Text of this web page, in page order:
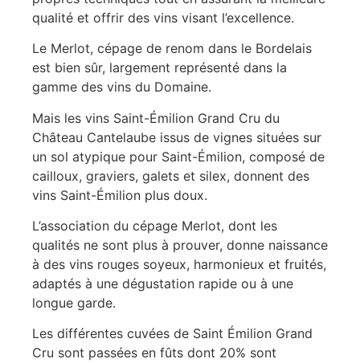
qualité et offrir des vins visant l’excellence.
Le Merlot, cépage de renom dans le Bordelais
est bien sûr, largement représenté dans la
gamme des vins du Domaine.
Mais les vins Saint-Émilion Grand Cru du
Château Cantelaube issus de vignes situées sur
un sol atypique pour Saint-Émilion, composé de
cailloux, graviers, galets et silex, donnent des
vins Saint-Émilion plus doux.
L’association du cépage Merlot, dont les
qualités ne sont plus à prouver, donne naissance
à des vins rouges soyeux, harmonieux et fruités,
adaptés à une dégustation rapide ou à une
longue garde.
Les différentes cuvées de Saint Émilion Grand
Cru sont passées en fûts dont 20% sont